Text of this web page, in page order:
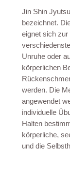
Jin Shin
bezeichnet.
eignet sich zur
Unruhe oder
körperlichen
werden. Die
angewendet
individuelle
Halten
körperliche,
und die